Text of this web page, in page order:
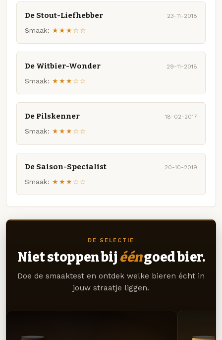
De Stout-Liefhebber 23-11-2018
Smaak: ★★★☆☆
De Witbier-Wonder 29-11-2018
Smaak: ★★★☆☆
De Pilskenner 18-02-2017
Smaak: ★★★☆☆
De Saison-Specialist 20-10-2019
Smaak: ★★★☆☆
DE SELECTIE
Niet stoppen bij ééngoed bier.
Doe de smaaktest en ontdek welke bieren écht in
jouw straatje liggen.